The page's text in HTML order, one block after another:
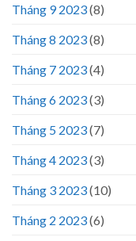
Tháng 9 2023(8)
Tháng 8 2023(8)
Tháng 7 2023(4)
Tháng 6 2023(3)
Tháng 5 2023(7)
Tháng 4 2023(3)
Tháng 3 2023(10)
Tháng 2 2023(6)